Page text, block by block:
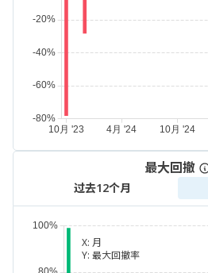
最大回撤
过去12个月
X: 月
Y: 最大回撤率